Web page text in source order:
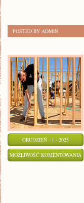
POSTED BY ADMIN
GRUDZIEŃ - 1 - 2025
MOŻLIWOŚĆ KOMENTOWANIA